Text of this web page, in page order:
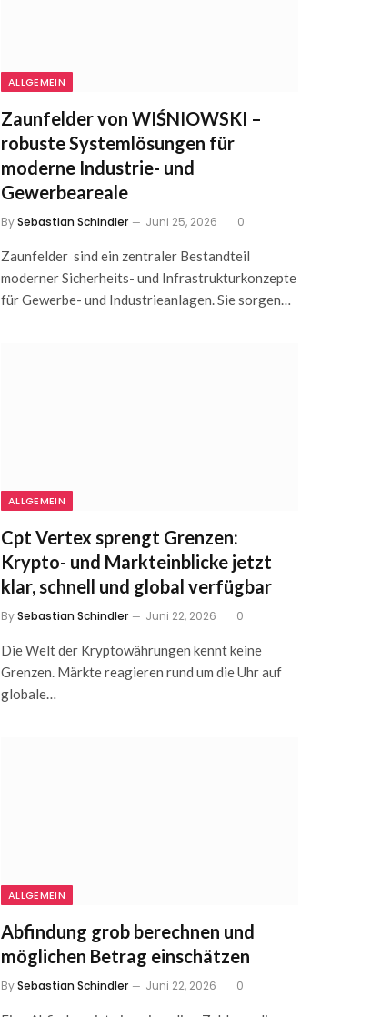
ALLGEMEIN
Zaunfelder von WIŚNIOWSKI –
robuste Systemlösungen für
moderne Industrie- und
Gewerbeareale
BySebastian Schindler Juni 25, 2026 0
Zaunfelder sind ein zentraler Bestandteil
moderner Sicherheits- und Infrastrukturkonzepte
für Gewerbe- und Industrieanlagen. Sie sorgen…
ALLGEMEIN
Cpt Vertex sprengt Grenzen:
Krypto- und Markteinblicke jetzt
klar, schnell und global verfügbar
BySebastian Schindler Juni 22, 2026 0
Die Welt der Kryptowährungen kennt keine
Grenzen. Märkte reagieren rund um die Uhr auf
globale…
ALLGEMEIN
Abfindung grob berechnen und
möglichen Betrag einschätzen
BySebastian Schindler Juni 22, 2026 0